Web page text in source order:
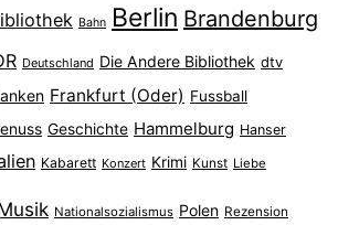
Bahn Berlin Brandenburg
Deutschland Die Andere Bibliothek dtv
Frankfurt (Oder) Fussball
Geschichte Hammelburg Hanser
Kabarett Konzert Krimi Kunst Liebe
Nationalsozialismus Polen Rezension